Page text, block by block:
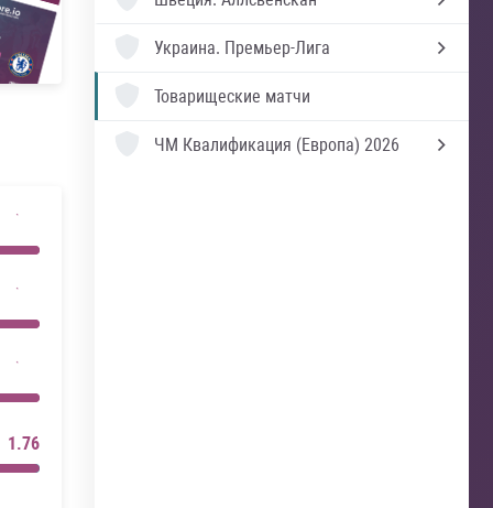
1.76
Украина. Премьер-Лига
Товарищеские матчи
ЧМ Квалификация (Европа) 2026